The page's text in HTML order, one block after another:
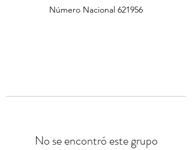
Número Nacional 621956
No se encontró este grupo